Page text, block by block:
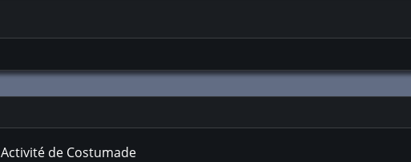
Activité de Costumade